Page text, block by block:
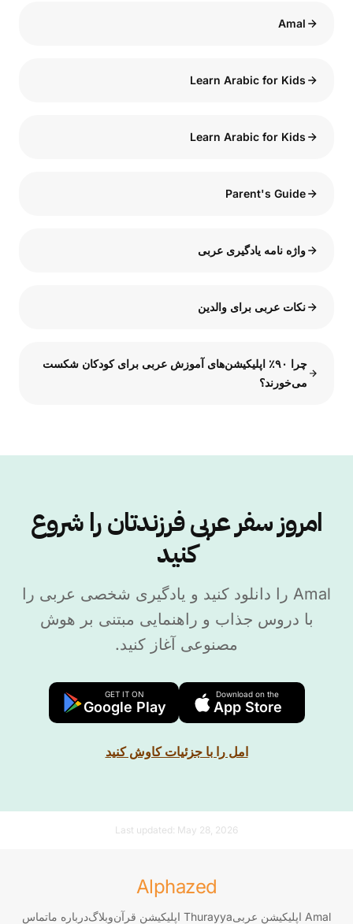
Amal
Learn Arabic for Kids
Learn Arabic for Kids
Parent's Guide
واژه نامه یادگیری عربی
نکات عربی برای والدین
چرا ۹۰٪ اپلیکیشن‌های آموزش عربی برای کودکان شکست
می‌خورند؟
امروز سفر عربی فرزندتان را شروع
کنید
Amal را دانلود کنید و یادگیری شخصی عربی را
با دروس جذاب و راهنمایی مبتنی بر هوش
مصنوعی آغاز کنید.
Download on the
App Store
GET IT ON
Google Play
امل را با جزئیات کاوش کنید
Last updated: May 28, 2026
Alphazed
Amal اپلیکیشن عربی Thurayya اپلیکیشن قرآن وبلاگدرباره ماتماس